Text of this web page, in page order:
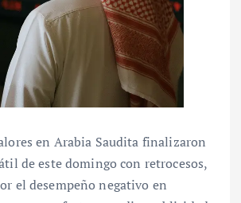
en Arabia Saudita finalizaron
de este domingo con retrocesos,
el desempeño negativo en